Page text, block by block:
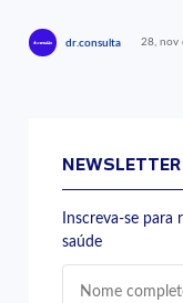
dr.consulta 28, nov
NEWSLETTER
Inscreva-se para
saúde